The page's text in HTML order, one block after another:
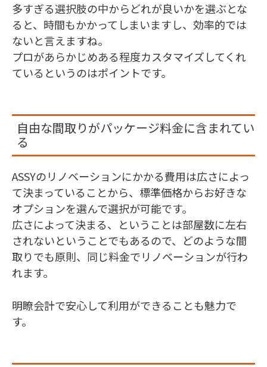
多すぎる選択肢の中からどれが良いかを選ぶとな
ると、時間もかかってしまいますし、効率的では
ないと言えますね。
プロがあらかじめある程度カスタマイズしてくれ
ているというのはポイントです。
自由な間取りがパッケージ料金に含まれてい
る
ASSYのリノベーションにかかる費用は広さによっ
て決まっていることから、標準価格からお好きな
オプションを選んで選択が可能です。
広さによって決まる、ということは部屋数に左右
されないということでもあるので、どのような間
取りでも原則、同じ料金でリノベーションが行わ
れます。
明瞭会計で安心して利用ができることも魅力で
す。